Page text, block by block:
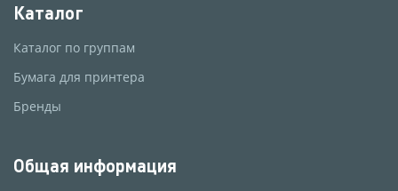
Каталог
Каталог по группам
Бумага для принтера
Бренды
Общая информация